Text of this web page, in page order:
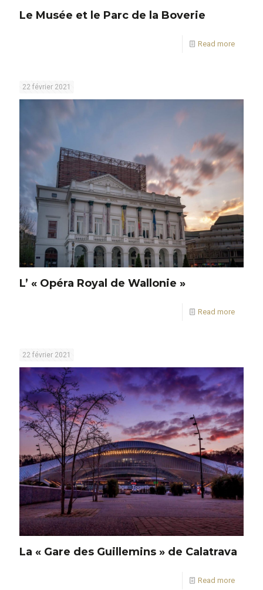
Le Musée et le Parc de la Boverie
Read more
22 février 2021
L’ « Opéra Royal de Wallonie »
Read more
22 février 2021
La « Gare des Guillemins » de Calatrava
Read more